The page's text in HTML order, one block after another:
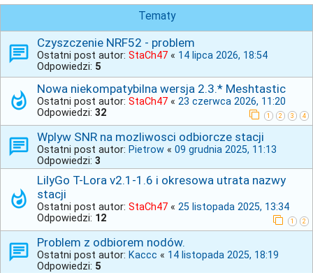
Tematy
Czyszczenie NRF52 - problem
Ostatni post autor: StaCh47 « 14 lipca 2026, 18:54
Odpowiedzi: 5
Nowa niekompatybilna wersja 2.3.* Meshtastic
Ostatni post autor: StaCh47 « 23 czerwca 2026, 11:20
Odpowiedzi: 32 1 2 3 4
Wplyw SNR na mozliwosci odbiorcze stacji
Ostatni post autor: Pietrow « 09 grudnia 2025, 11:13
Odpowiedzi: 3
LilyGo T-Lora v2.1-1.6 i okresowa utrata nazwy
stacji
Ostatni post autor: StaCh47 « 25 listopada 2025, 13:34
Odpowiedzi: 12 1 2
Problem z odbiorem nodów.
Ostatni post autor: Kaccc « 14 listopada 2025, 18:19
Odpowiedzi: 5